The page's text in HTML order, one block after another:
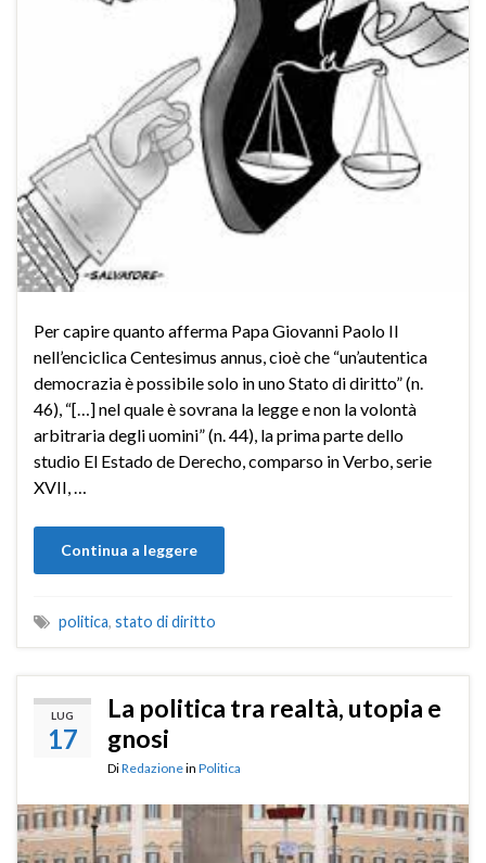
Per capire quanto afferma Papa Giovanni Paolo II
nell’enciclica Centesimus annus, cioè che “un’autentica
democrazia è possibile solo in uno Stato di diritto” (n.
46), “[…] nel quale è sovrana la legge e non la volontà
arbitraria degli uomini” (n. 44), la prima parte dello
studio El Estado de Derecho, comparso in Verbo, serie
XVII, …
Continua a leggere
politica, stato di diritto
LUG
17
La politica tra realtà, utopia e
gnosi
DiRedazionein Politica